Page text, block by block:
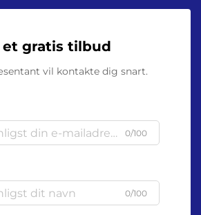
et gratis tilbud
vil kontakte dig snart.
0/100
0/100